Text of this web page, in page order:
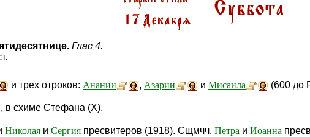
Глас 4.
и трех отроков: Анании , Азарии и Мисаила (600 до
в схиме Стефана (X).
Николая и Сергия пресвитеров (1918). Сщмчч. Петра и Иоанна